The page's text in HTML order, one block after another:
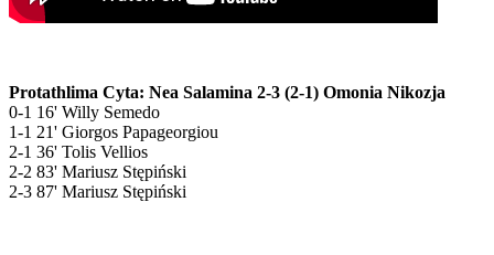
Protathlima Cyta: Nea Salamina 2-3 (2-1) Omonia Nikozja
0-1 16' Willy Semedo
1-1 21' Giorgos Papageorgiou
2-1 36' Tolis Vellios
2-2 83' Mariusz Stępiński
2-3 87' Mariusz Stępiński